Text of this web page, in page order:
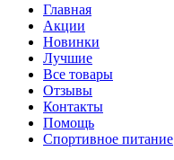
Главная
Акции
Новинки
Лучшие
Все товары
Отзывы
Контакты
Помощь
Спортивное питание